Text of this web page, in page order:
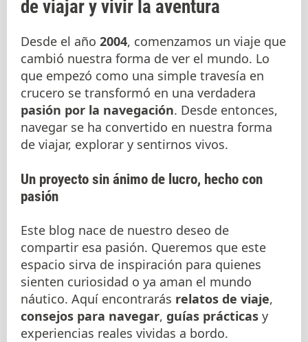
de viajar y vivir la aventura
Desde el año 2004, comenzamos un viaje que
cambió nuestra forma de ver el mundo. Lo
que empezó como una simple travesía en
crucero se transformó en una verdadera
pasión por la navegación. Desde entonces,
navegar se ha convertido en nuestra forma
de viajar, explorar y sentirnos vivos.
Un proyecto sin ánimo de lucro, hecho con
pasión
Este blog nace de nuestro deseo de
compartir esa pasión. Queremos que este
espacio sirva de inspiración para quienes
sienten curiosidad o ya aman el mundo
náutico. Aquí encontrarás relatos de viaje,
consejos para navegar, guías prácticas y
experiencias reales vividas a bordo.